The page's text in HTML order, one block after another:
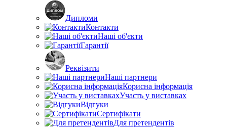
Дипломи
Контакти
Наші об'єкти
Гарантії
Реквізити
Наші партнери
Корисна інформація
Участь у виставках
Відгуки
Сертифікати
Для претендентів